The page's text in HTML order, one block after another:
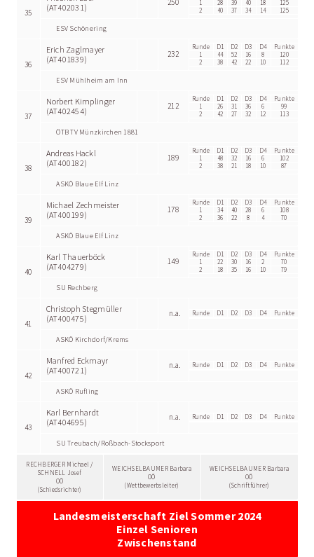
35
(AT402031)
250 1 28 39 40 18
125
2
40 37 34 14 125
ESV Schönering
36
Erich Zaglmayer
(AT401839)
232
Runde D1 D2 D3 D4
Punkte
1
44 52 16 8
120
2
38 42 22 10 112
ESV Mühlheim am Inn
37
Norbert Kimplinger
(AT402454)
212
Runde D1 D2 D3 D4
Punkte
1
26 31 36 6
99
2
42 27 32 12 113
ÖTB TV Münzkirchen 1881
38
Andreas Hackl
(AT400182)
189
Runde D1 D2 D3 D4
Punkte
1
48 32 16 6
102
2
38 21 18 10 87
ASKÖ Blaue Elf Linz
39
Michael Zechmeister
(AT400199)
178
Runde D1 D2 D3 D4
Punkte
1
34 40 28 6
108
2
36 22 8 4 70
ASKÖ Blaue Elf Linz
40
Karl Thauerböck
(AT404279)
149
Runde D1 D2 D3 D4
Punkte
1
22 30 16 2
70
2
18 35 16 10 79
SU Rechberg
41
Christoph Stegmüller
(AT400475)
n.a. Runde D1 D2 D3 D4 Punkte
ASKÖ Kirchdorf/Krems
42
Manfred Eckmayr
(AT400721)
n.a. Runde D1 D2 D3 D4 Punkte
ASKÖ Rufling
43
Karl Bernhardt
(AT404695)
n.a. Runde D1 D2 D3 D4 Punkte
SU Treubach/Roßbach-Stocksport
RECHBERGER Michael /
SCHNELL Josef
OÖ
(Schiedsrichter)
WEICHSELBAUMER Barbara
OÖ
(Wettbewerbsleiter)
WEICHSELBAUMER Barbara
OÖ
(Schriftführer)
Landesmeisterschaft Ziel Sommer 2024
Einzel Senioren
Zwischenstand